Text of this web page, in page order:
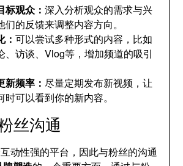
标观众：深入分析观众的需求与兴
们的反馈来调整内容方向。
：可以尝试多种形式的内容，比如
、访谈、Vlog等，增加频道的吸引
新频率：尽量定期发布新视频，让
时可以看到你的新内容。
丝沟通
动性强的平台，因此与粉丝的沟通